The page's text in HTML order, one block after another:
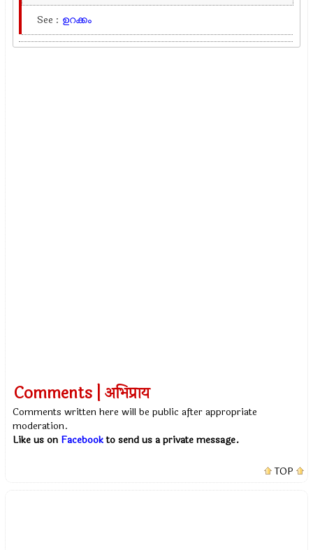
See : ഉറക്കം
Comments | अभिप्राय
Comments written here will be public after appropriate
moderation.
Like us on Facebookto send us a private message.
TOP